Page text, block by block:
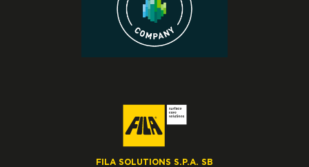
FILA SOLUTIONS S.P.A. SB